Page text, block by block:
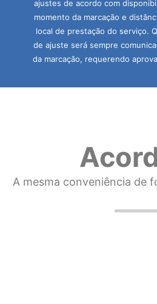
ajustes de acordo com
momento da marcação e
local de prestação do serviço.
de ajuste será sempre
da marcação, requerendo
A mesma conveniência de